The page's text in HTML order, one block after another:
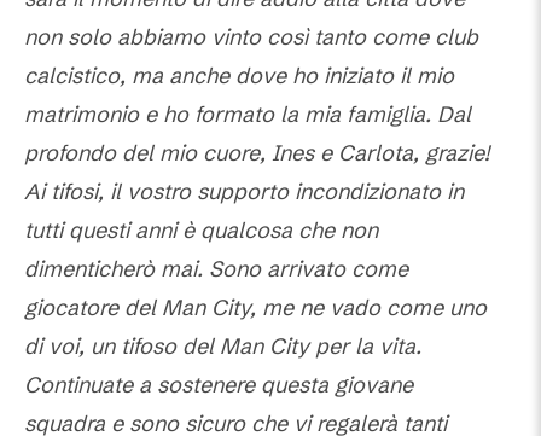
non solo abbiamo vinto così tanto come club
calcistico, ma anche dove ho iniziato il mio
matrimonio e ho formato la mia famiglia. Dal
profondo del mio cuore, Ines e Carlota, grazie!
Ai tifosi, il vostro supporto incondizionato in
tutti questi anni è qualcosa che non
dimenticherò mai. Sono arrivato come
giocatore del Man City, me ne vado come uno
di voi, un tifoso del Man City per la vita.
Continuate a sostenere questa giovane
squadra e sono sicuro che vi regalerà tanti